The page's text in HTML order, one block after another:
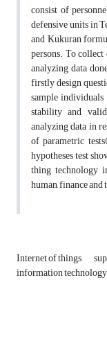
consist of
defensive units in
and Kukuran
persons. To
analyzing data
firstly design
sample
stability and
analyzing data in
of parametric
hypotheses test
thing technology
human, finance
Internet of things
information technology